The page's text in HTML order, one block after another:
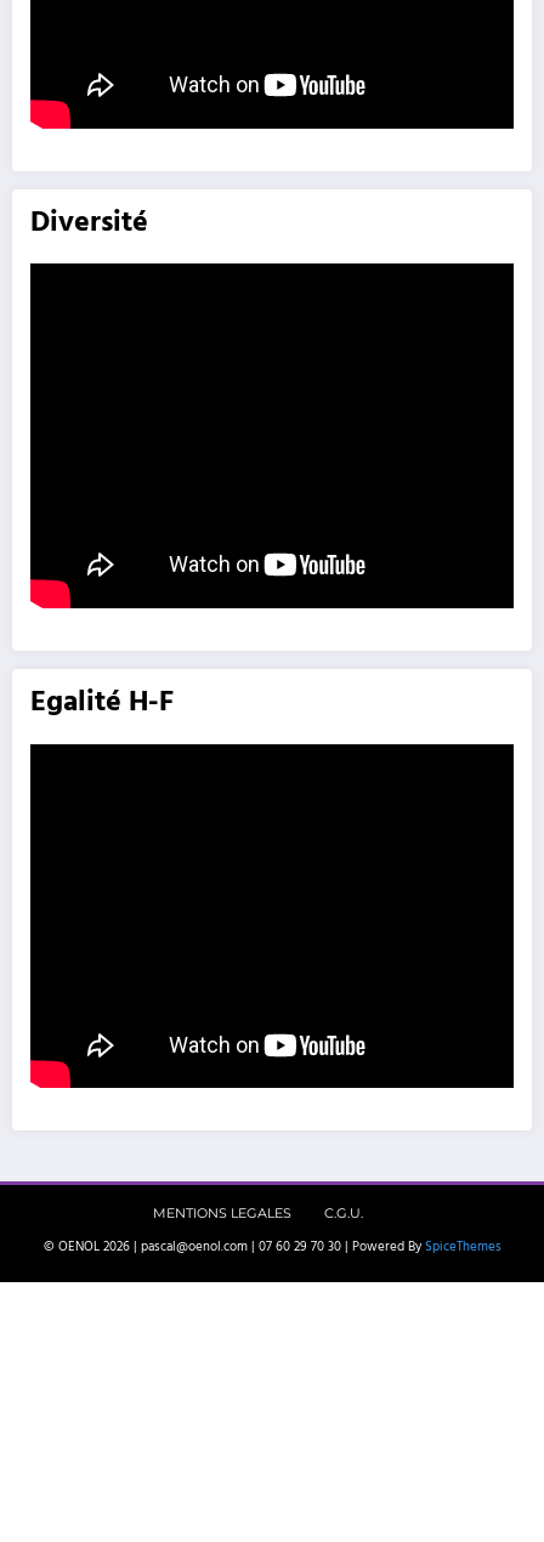
Diversité
Egalité H-F
MENTIONS LEGALES C.G.U.
© OENOL 2026 | pascal@oenol.com | 07 60 29 70 30 | Powered By SpiceThemes